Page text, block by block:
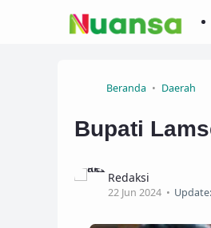
Beranda Daerah
Bupati
Redaksi
22 Jun 2024 Update: